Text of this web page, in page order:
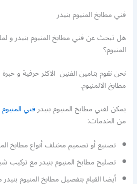
فني مطابخ المنيوم بنيدر
هل تبحث عن فني مطابخ المنيوم بنيدر و
المنيوم؟
نحن نقوم بتامين الفنين الاكثر حرفية و
مطابخ الالمنيوم.
يمكن لفني مطابخ المنيوم بنيدرفني
من الخدمات:
تصنيع أو تصميم مختلف أنواع مطابخ
تصليح مطابخ المنيوم بنيدر مع تركيب
أيضا القيام بتفصيل مطابخ المنيوم